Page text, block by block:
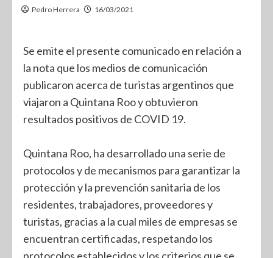
Pedro Herrera 16/03/2021
Se emite el presente comunicado en relación a
la nota que los medios de comunicación
publicaron acerca de turistas argentinos que
viajaron a Quintana Roo y obtuvieron
resultados positivos de COVID 19.
Quintana Roo, ha desarrollado una serie de
protocolos y de mecanismos para garantizar la
protección y la prevención sanitaria de los
residentes, trabajadores, proveedores y
turistas, gracias a la cual miles de empresas se
encuentran certificadas, respetando los